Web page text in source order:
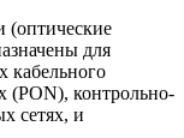
(оптические
для
кабельного
(PON), контрольно-
сетях, и